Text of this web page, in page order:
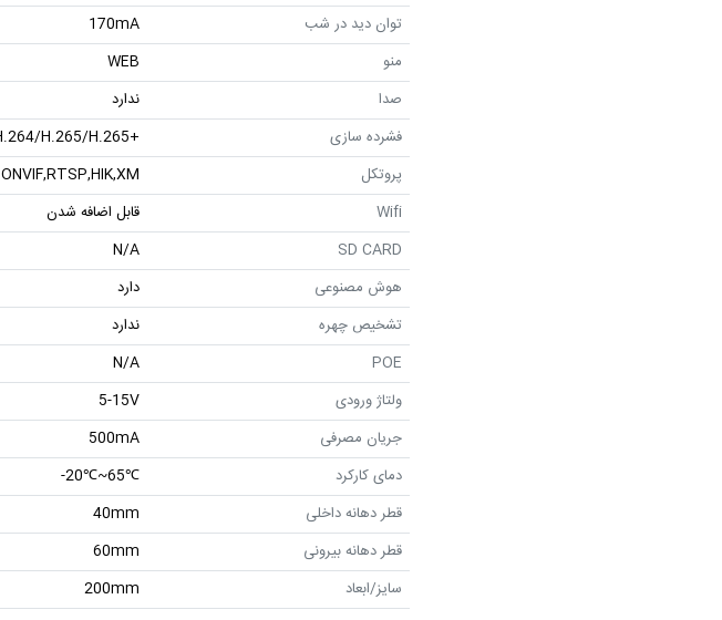
توان دید در شب
170mA
منو
WEB
صدا
ندارد
فشرده سازی
+H.264/H.265/H.265
پروتکل
ONVIF,RTSP,HIK,XM
Wifi
قابل اضافه شدن
SD CARD
N/A
هوش مصنوعی
دارد
تشخیص چهره
ندارد
POE
N/A
ولتاژ ورودی
5-15V
جریان مصرفی
500mA
دمای کارکرد
℃65~℃20-
قطر دهانه داخلی
40mm
قطر دهانه بیرونی
60mm
سایز/ابعاد
200mm